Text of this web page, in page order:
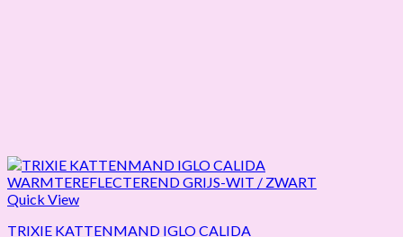
Quick View
TRIXIE KATTENMAND IGLO CALIDA